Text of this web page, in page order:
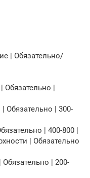
| Обязательно/
Обязательно |
Обязательно | 300-
| 400-800 |
| Обязательно
| 200-